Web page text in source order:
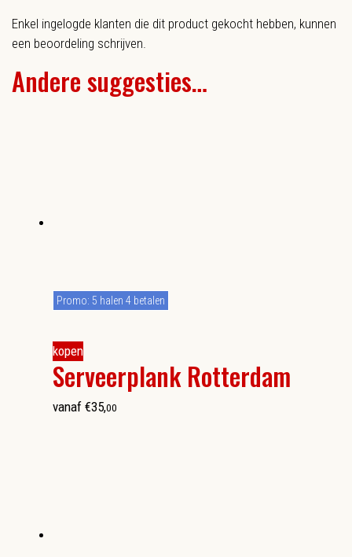
Enkel ingelogde klanten die dit product gekocht hebben, kunnen
een beoordeling schrijven.
Andere suggesties…
kopen
Serveerplank Rotterdam
Promo: 5 halen 4 betalen
vanaf €35,00